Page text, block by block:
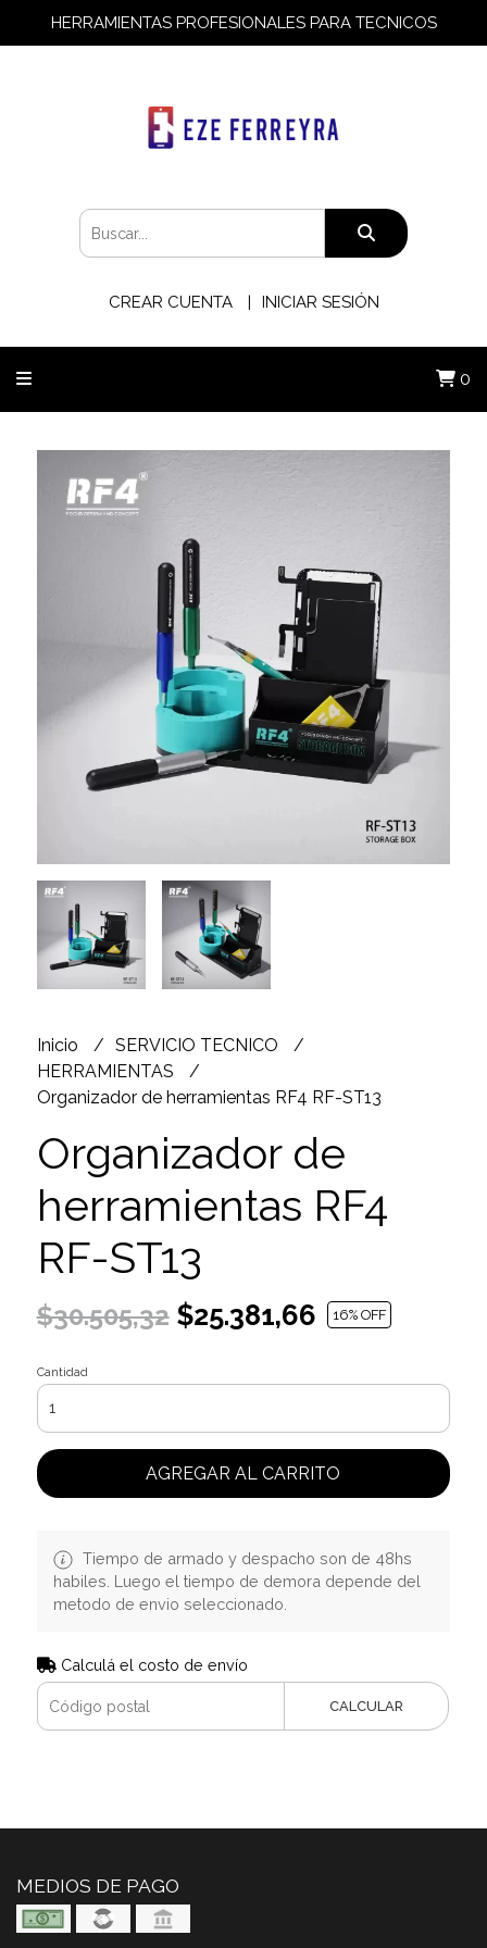
HERRAMIENTAS PROFESIONALES PARA TECNICOS
CREAR CUENTA INICIAR SESIÓN
0
Inicio
SERVICIO TECNICO
HERRAMIENTAS
Organizador de herramientas RF4 RF-ST13
Organizador de
herramientas RF4
RF-ST13
$30.505,32$25.381,66 16% OFF
Cantidad
AGREGAR AL CARRITO
Tiempo de armado y despacho son de 48hs
habiles. Luego el tiempo de demora depende del
metodo de envio seleccionado.
Calculá el costo de envío
CALCULAR
MEDIOS DE PAGO